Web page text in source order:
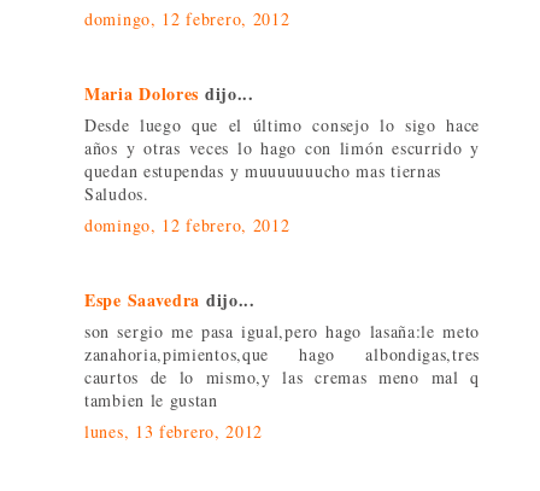
domingo, 12 febrero, 2012
Maria Dolores dijo...
Desde luego que el último consejo lo sigo hace
años y otras veces lo hago con limón escurrido y
quedan estupendas y muuuuuuucho mas tiernas
Saludos.
domingo, 12 febrero, 2012
Espe Saavedra dijo...
son sergio me pasa igual,pero hago lasaña:le meto
zanahoria,pimientos,que hago albondigas,tres
caurtos de lo mismo,y las cremas meno mal q
tambien le gustan
lunes, 13 febrero, 2012